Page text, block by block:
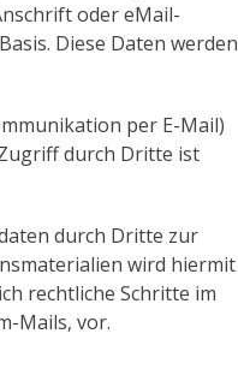
oder eMail-
Diese Daten werden
per E-Mail)
durch Dritte ist
durch Dritte zur
wird hiermit
rechtliche Schritte im
Mails, vor.